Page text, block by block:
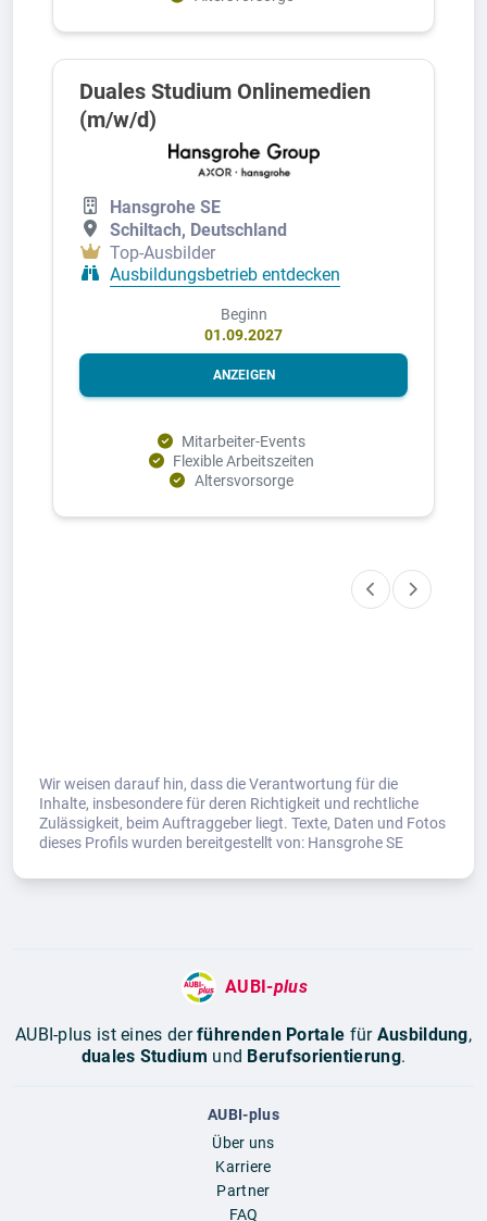
Duales Studium Onlinemedien
(m/w/d)
Hansgrohe SE
Schiltach, Deutschland
Top-Ausbilder
Ausbildungsbetrieb entdecken
Beginn
01.09.2027
ANZEIGEN
Mitarbeiter-Events
Flexible Arbeitszeiten
Altersvorsorge
Wir weisen darauf hin, dass die Verantwortung für die
Inhalte, insbesondere für deren Richtigkeit und rechtliche
Zulässigkeit, beim Auftraggeber liegt. Texte, Daten und Fotos
dieses Profils wurden bereitgestellt von: Hansgrohe SE
AUBI-plus
AUBI-plus ist eines derführenden Portale für Ausbildung,
duales Studium und Berufsorientierung.
AUBI-plus
Über uns
Karriere
Partner
FAQ